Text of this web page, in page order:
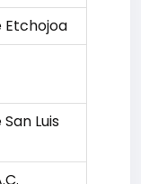
Etchojoa
Luis